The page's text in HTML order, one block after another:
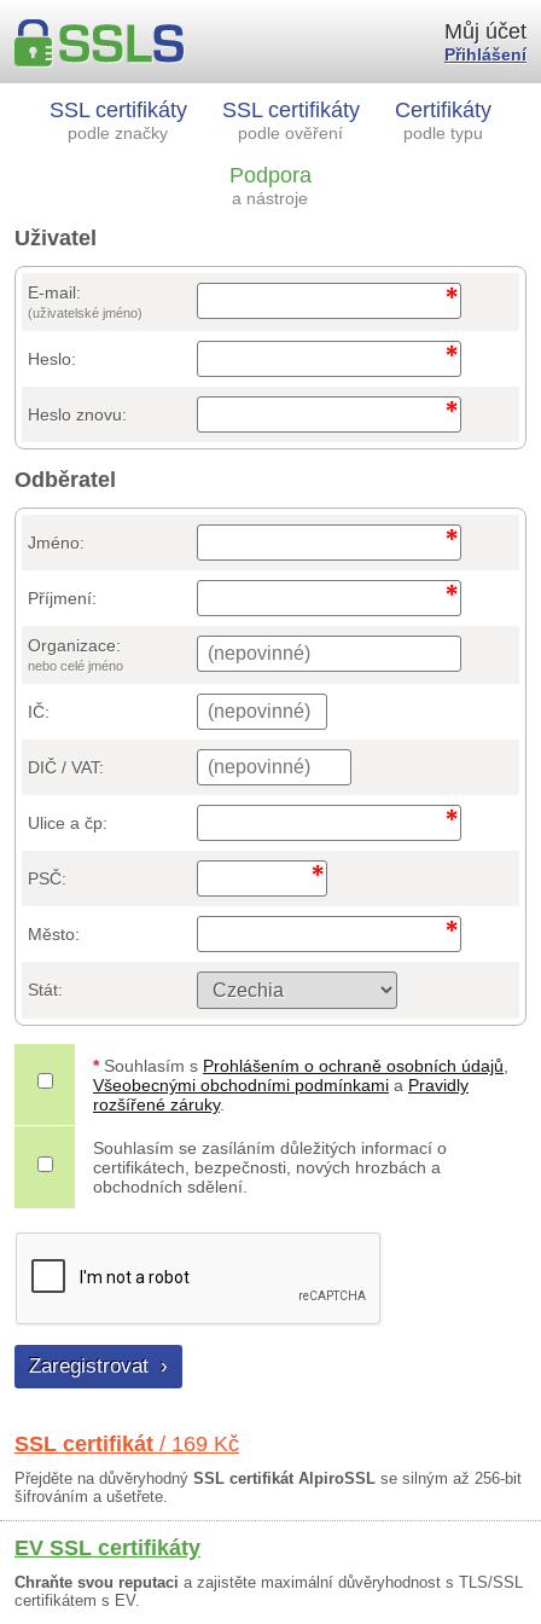
SSL certifikáty
podle značky
SSL certifikáty
podle ověření
Certifikáty
podle typu
Podpora
a nástroje
Můj účet
Přihlášení
Uživatel
E-mail:
(uživatelské jméno)
Heslo:
Heslo znovu:
Odběratel
Jméno:
Příjmení:
Organizace:
nebo celé jméno
IČ:
DIČ / VAT:
Ulice a čp:
PSČ:
Město:
Stát:
* Souhlasím s Prohlášením o ochraně osobních údajů
Všeobecnými obchodními podmínkami a Pravidly
rozšířené záruky.
Souhlasím se zasíláním důležitých informací o
certifikátech, bezpečnosti, nových hrozbách a
obchodních sdělení.
SSL certifikát / 169 Kč
Přejděte na důvěryhodný SSL certifikát AlpiroSSL se silným až 256-bit
šifrováním a ušetřete.
EV SSL certifikáty
Chraňte svou reputaci a zajistěte maximální důvěryhodnost s TLS/SSL
certifikátem s EV.